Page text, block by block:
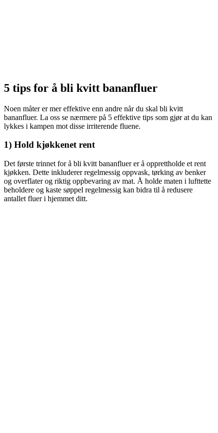
5 tips for å bli kvitt bananfluer
Noen måter er mer effektive enn andre når du skal bli kvitt
bananfluer. La oss se nærmere på 5 effektive tips som gjør at du kan
lykkes i kampen mot disse irriterende fluene.
1) Hold kjøkkenet rent
Det første trinnet for å bli kvitt bananfluer er å opprettholde et rent
kjøkken. Dette inkluderer regelmessig oppvask, tørking av benker
og overflater og riktig oppbevaring av mat. Å holde maten i lufttette
beholdere og kaste søppel regelmessig kan bidra til å redusere
antallet fluer i hjemmet ditt.